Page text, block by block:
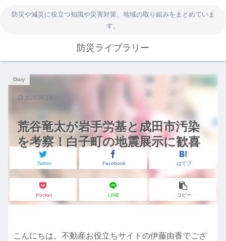
防災や減災に役立つ知識や災害対策、地域の取り組みをまとめていま
す。
防災ライブラリー
荒谷竜太が岩手労基と成田市汚染
を考察！白子町の地震展示に歓喜
Diary
Twitter Facebook はてブ
Pocket LINE コピー
2025.06.18
こんにちは。不動産お役立ちサイトの伊藤由香でござ